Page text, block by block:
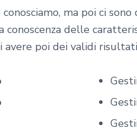
ma poi ci
conoscenza delle
poi dei validi